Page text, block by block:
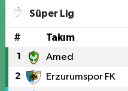
Süper Lig
# Takım
1 Amed
2 Erzurumspor FK